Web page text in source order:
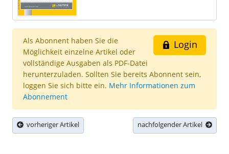
Login
Als Abonnent haben Sie die
Möglichkeit einzelne Artikel oder
vollständige Ausgaben als PDF-Datei
herunterzuladen. Sollten Sie bereits Abonnent sein,
loggen Sie sich bitte ein. Mehr Informationen zum
Abonnement
vorheriger Artikel nachfolgender Artikel